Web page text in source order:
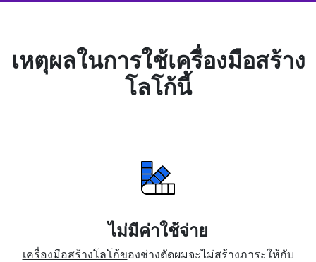
เหตุผลในการใช้เครื่องมือสร้าง
โลโก้นี้
ไม่มีค่าใช้จ่าย
เครื่องมือสร้างโลโก้ของช่างตัดผมจะไม่สร้างภาระให้กับ